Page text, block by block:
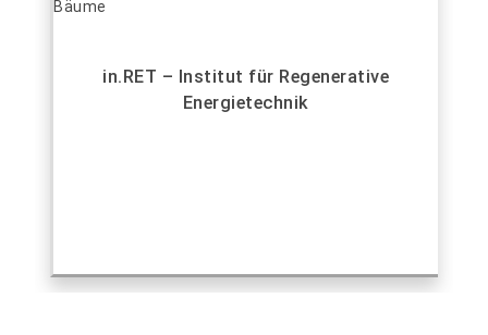
in.RET – Institut für Regenerative
Energietechnik